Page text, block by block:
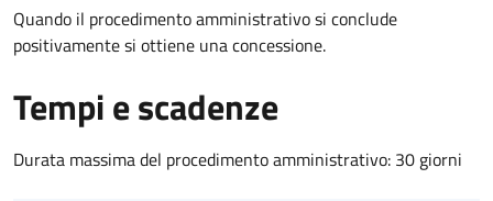
Quando il procedimento amministrativo si conclude
positivamente si ottiene una concessione.
Tempi e scadenze
Durata massima del procedimento amministrativo: 30 giorni